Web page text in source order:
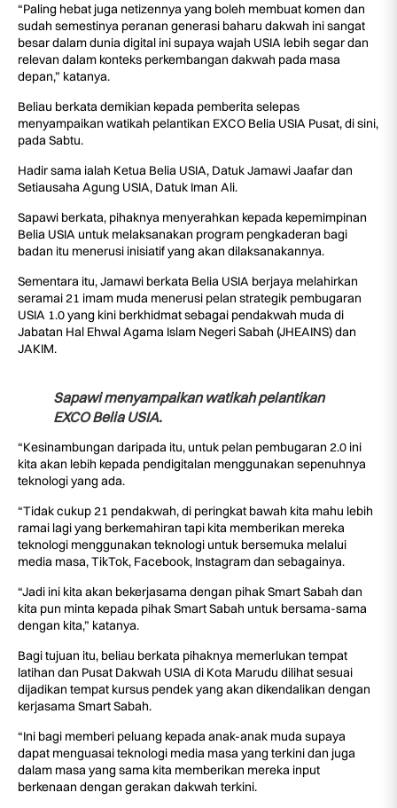
“Paling hebat juga netizennya yang boleh membuat komen dan
sudah semestinya peranan generasi baharu dakwah ini sangat
besar dalam dunia digital ini supaya wajah USIA lebih segar dan
relevan dalam konteks perkembangan dakwah pada masa
depan,” katanya.
Beliau berkata demikian kepada pemberita selepas
menyampaikan watikah pelantikan EXCO Belia USIA Pusat, di sini,
pada Sabtu.
Hadir sama ialah Ketua Belia USIA, Datuk Jamawi Jaafar dan
Setiausaha Agung USIA, Datuk Iman Ali.
Sapawi berkata, pihaknya menyerahkan kepada kepemimpinan
Belia USIA untuk melaksanakan program pengkaderan bagi
badan itu menerusi inisiatif yang akan dilaksanakannya.
Sementara itu, Jamawi berkata Belia USIA berjaya melahirkan
seramai 21 imam muda menerusi pelan strategik pembugaran
USIA 1.0 yang kini berkhidmat sebagai pendakwah muda di
Jabatan Hal Ehwal Agama Islam Negeri Sabah (JHEAINS) dan
JAKIM.
Sapawi menyampaikan watikah pelantikan
EXCO Belia USIA.
“Kesinambungan daripada itu, untuk pelan pembugaran 2.0 ini
kita akan lebih kepada pendigitalan menggunakan sepenuhnya
teknologi yang ada.
“Tidak cukup 21 pendakwah, di peringkat bawah kita mahu lebih
ramai lagi yang berkemahiran tapi kita memberikan mereka
teknologi menggunakan teknologi untuk bersemuka melalui
media masa, TikTok, Facebook, Instagram dan sebagainya.
“Jadi ini kita akan bekerjasama dengan pihak Smart Sabah dan
kita pun minta kepada pihak Smart Sabah untuk bersama-sama
dengan kita,” katanya.
Bagi tujuan itu, beliau berkata pihaknya memerlukan tempat
latihan dan Pusat Dakwah USIA di Kota Marudu dilihat sesuai
dijadikan tempat kursus pendek yang akan dikendalikan dengan
kerjasama Smart Sabah.
“Ini bagi memberi peluang kepada anak-anak muda supaya
dapat menguasai teknologi media masa yang terkini dan juga
dalam masa yang sama kita memberikan mereka input
berkenaan dengan gerakan dakwah terkini.